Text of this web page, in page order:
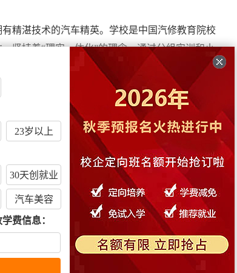
精湛技术的汽车精英。学校是中国汽修教育院校
坚持着“理实一体化”的理念，通过分组实训和小
短时间内提升技能水平。
业的迅速崛起，汽车维修人才的缺口正一路扩
的选择。
修人才不足从业人员的20%，这无疑说明了汽车
毕业生可以学实用的汽修技能技术，这个绝-对不
23岁以上
30天创就业
汽车美容
费信息：